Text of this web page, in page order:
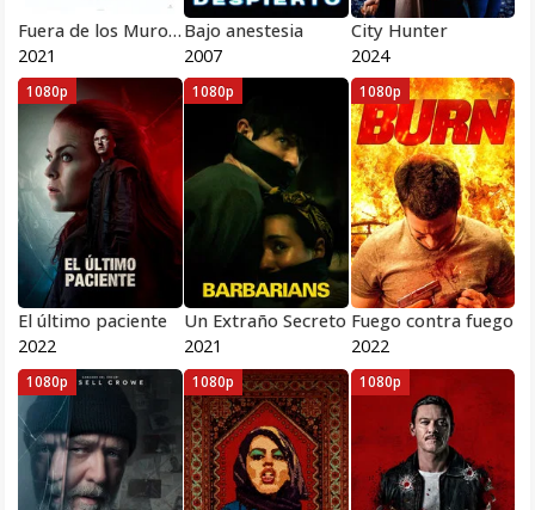
Fuera de los Muros del Colegio
2021
Bajo anestesia
2007
City Hunter
2024
El último paciente
2022
1080p
Un Extraño Secreto
2021
1080p
Fuego contra fuego
2022
1080p
1080p 1080p 1080p